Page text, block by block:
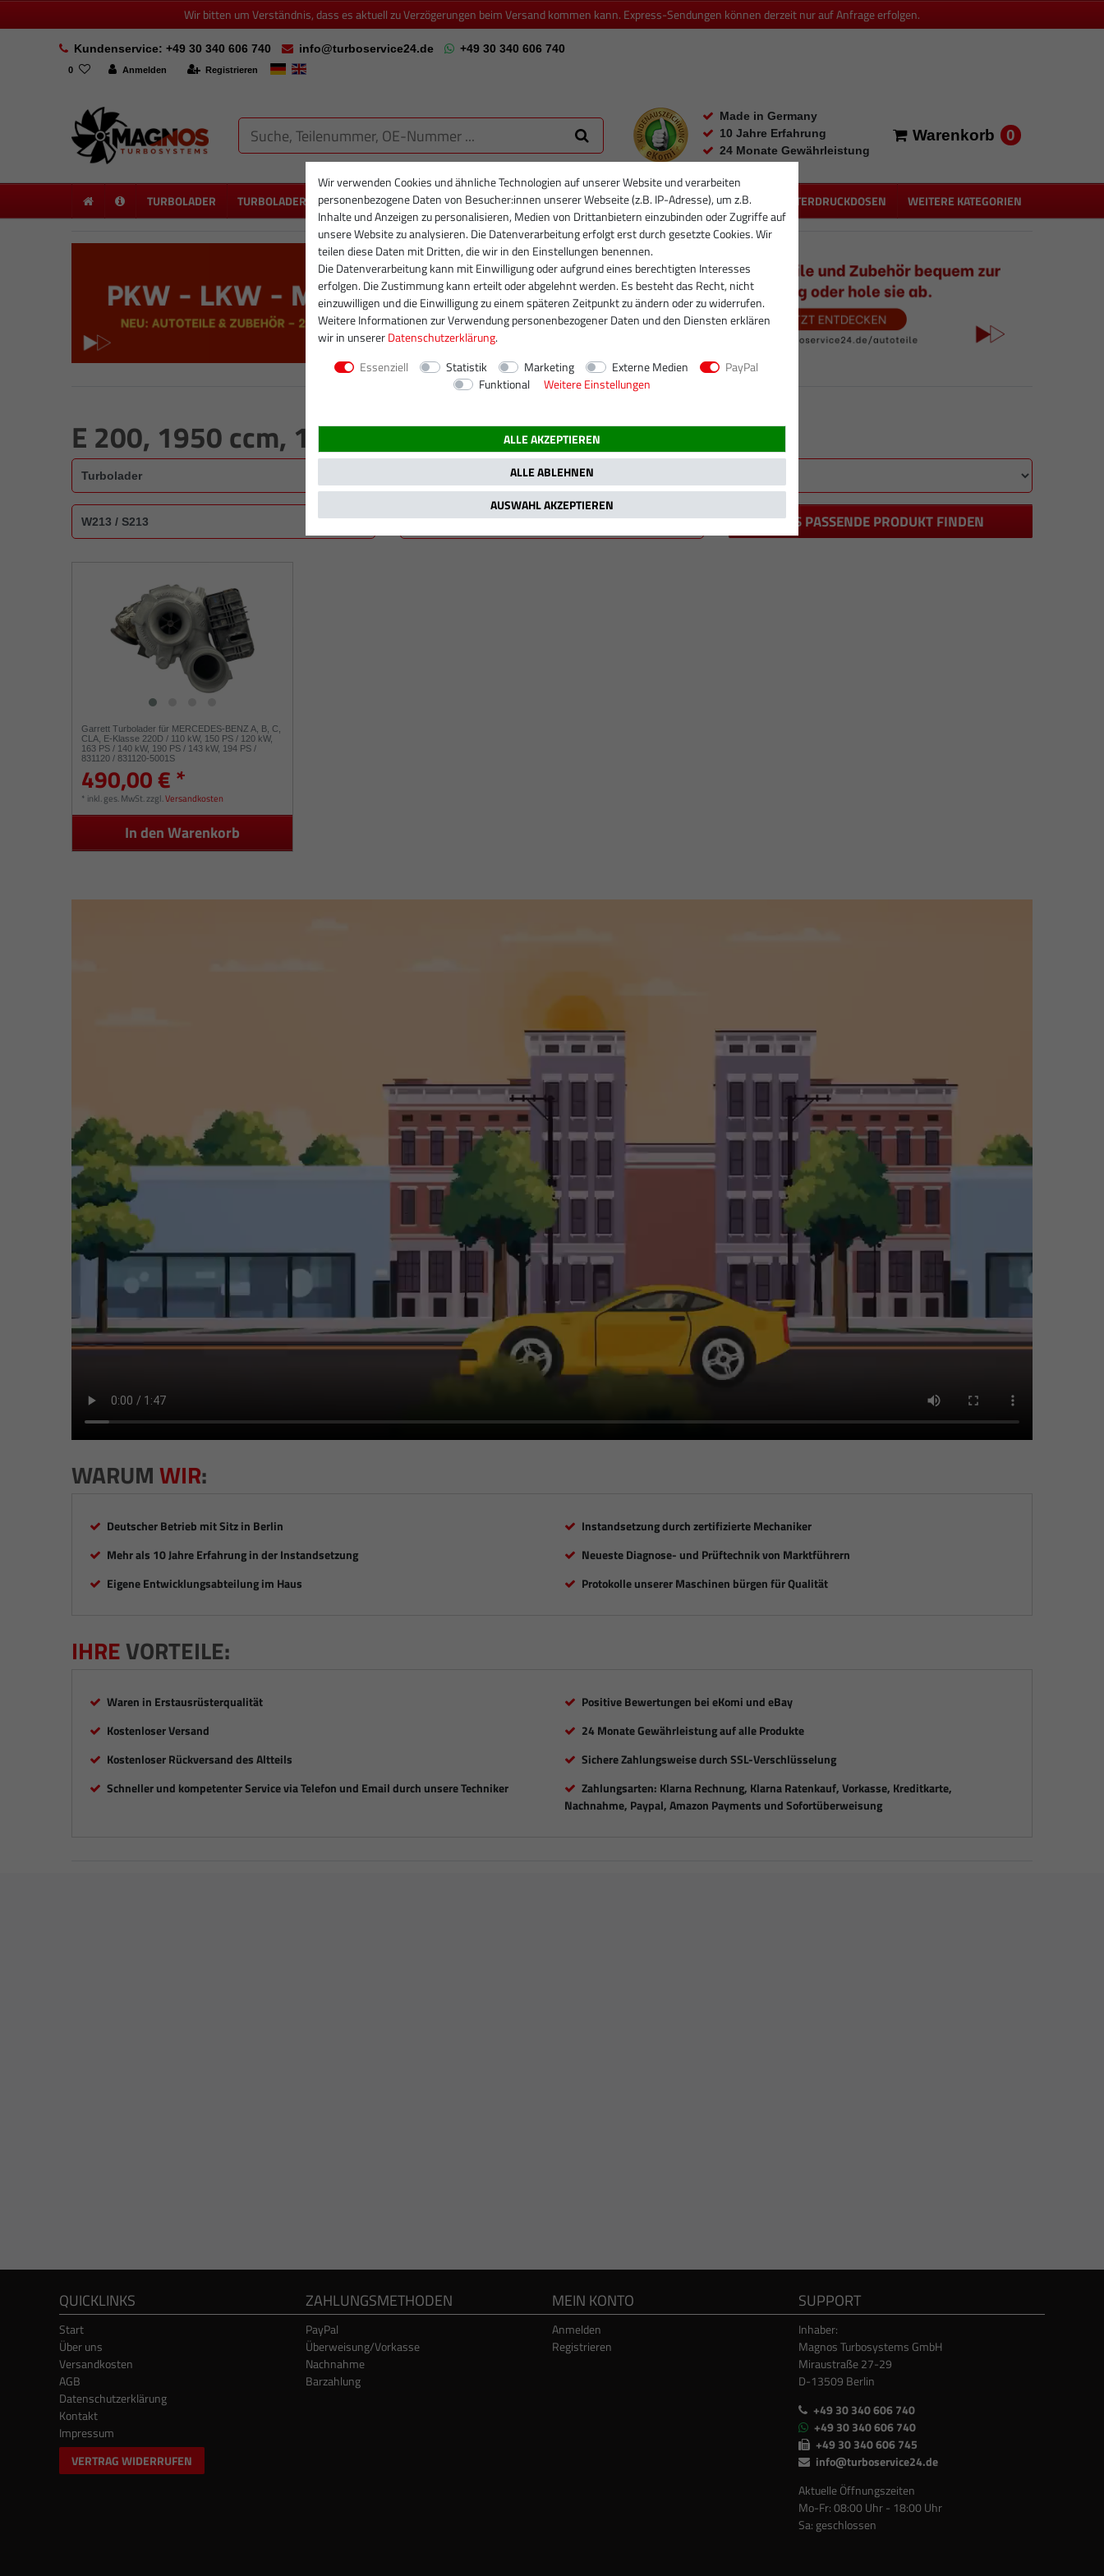
Wir bitten um Verständnis, dass es aktuell zu Verzögerungen beim Versand kommen kann. Express-Sendungen können derzeit nur auf Anfrage erfolgen.
Kundenservice: +49 30 340 606 740 info@turboservice24.de +49 30 340 606 740
0 Anmelden Registrieren
Made in Germany
10 Jahre Erfahrung
24 Monate Gewährleistung
Warenkorb 0
TURBOLADER TURBOLADER NEU PARTIKELFILTER PARTIKELFILTER NEU INJEKTOREN RUMPFGRUPPEN UNTERDRUCKDOSEN WEITERE KATEGORIEN
E 200, 1950 ccm, 110 kW / 150 PS
DAS PASSENDE PRODUKT FINDEN
Garrett Turbolader für MERCEDES-BENZ A, B, C,
CLA, E-Klasse 220D / 110 kW, 150 PS / 120 kW,
163 PS / 140 kW, 190 PS / 143 kW, 194 PS /
831120 / 831120-5001S
490,00 € *
* inkl. ges. MwSt.zzgl.Versandkosten
In den Warenkorb
WARUMWIR:
Deutscher Betrieb mit Sitz in Berlin
Mehr als 10 Jahre Erfahrung in der Instandsetzung
Eigene Entwicklungsabteilung im Haus
Instandsetzung durch zertifizierte Mechaniker
Neueste Diagnose- und Prüftechnik von Marktführern
Protokolle unserer Maschinen bürgen für Qualität
IHREVORTEILE:
Waren in Erstausrüsterqualität
Kostenloser Versand
Kostenloser Rückversand des Altteils
Schneller und kompetenter Service via Telefon und Email durch unsere Techniker
Positive Bewertungen bei eKomi und eBay
24 Monate Gewährleistung auf alle Produkte
Sichere Zahlungsweise durch SSL-Verschlüsselung
Zahlungsarten: Klarna Rechnung, Klarna Ratenkauf, Vorkasse, Kreditkarte,
Nachnahme, Paypal, Amazon Payments und Sofortüberweisung
QUICKLINKS
Start
Über uns
Versandkosten
AGB
Datenschutzerklärung
Kontakt
Impressum
VERTRAG WIDERRUFEN
ZAHLUNGSMETHODEN
PayPal
Überweisung/Vorkasse
Nachnahme
Barzahlung
MEIN KONTO
Anmelden
Registrieren
SUPPORT
Inhaber:
Magnos Turbosystems GmbH
Miraustraße 27-29
D-13509 Berlin
+49 30 340 606 740
+49 30 340 606 740
+49 30 340 606 745
info@turboservice24.de
Aktuelle Öffnungszeiten
Mo-Fr: 08:00 Uhr - 18:00 Uhr
Sa: geschlossen
Wir verwenden Cookies und ähnliche Technologien auf unserer Website und verarbeiten
personenbezogene Daten von Besucher:innen unserer Webseite (z.B. IP-Adresse), um z.B.
Inhalte und Anzeigen zu personalisieren, Medien von Drittanbietern einzubinden oder Zugriffe auf
unsere Website zu analysieren. Die Datenverarbeitung erfolgt erst durch gesetzte Cookies. Wir
teilen diese Daten mit Dritten, die wir in den Einstellungen benennen.
Die Datenverarbeitung kann mit Einwilligung oder aufgrund eines berechtigten Interesses
erfolgen. Die Zustimmung kann erteilt oder abgelehnt werden. Es besteht das Recht, nicht
einzuwilligen und die Einwilligung zu einem späteren Zeitpunkt zu ändern oder zu widerrufen.
Weitere Informationen zur Verwendung personenbezogener Daten und den Diensten erklären
wir in unsererDaten­schutz­erklärung.
Essenziell
Statistik Marketing Externe Medien
PayPal
Funktional
Weitere Einstellungen
ALLE AKZEPTIEREN
ALLE ABLEHNEN
AUSWAHL AKZEPTIEREN